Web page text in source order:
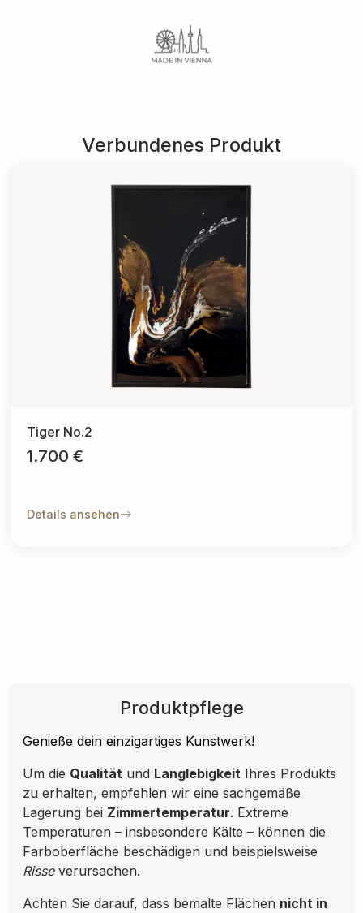
Verbundenes Produkt
Tiger No.2
1.700 €
Details ansehen
Produktpflege
Genieße dein einzigartiges Kunstwerk!
Um die Qualität und Langlebigkeit Ihres Produkts
zu erhalten, empfehlen wir eine sachgemäße
Lagerung bei Zimmertemperatur. Extreme
Temperaturen – insbesondere Kälte – können die
Farboberfläche beschädigen und beispielsweise
Risseverursachen.
Achten Sie darauf, dass bemalte Flächen nicht in